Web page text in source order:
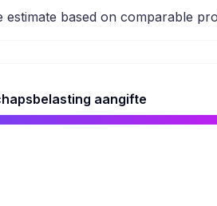
estimate based on comparable
aangifte